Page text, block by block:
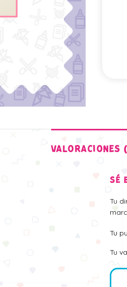
VALORACIONES
SÉ
Tu
Tu
Tu